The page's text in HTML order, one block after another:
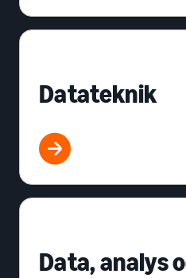
Datateknik
Data, analys